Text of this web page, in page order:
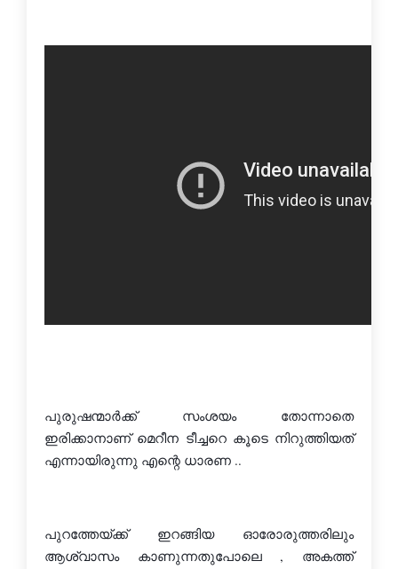
പുരുഷന്മാര്‍ക്ക് സംശയം തോന്നാതെ
ഇരിക്കാനാണ് മെറീന ടീച്ചറെ കൂടെ നിറുത്തിയത്
എന്നായിരുന്നു എന്റെ ധാരണ ..
പുറത്തേയ്ക്ക് ഇറങ്ങിയ ഓരോരുത്തരിലും
ആശ്വാസം കാണുന്നതുപോലെ , അകത്ത്